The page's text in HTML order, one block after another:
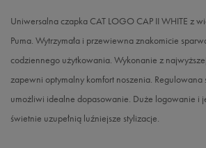
Uniwersalna czapka CAT LOGO CAP II WHITE z
Puma. Wytrzymała i przewiewna znakomicie
codziennego użytkowania. Wykonanie z
zapewni optymalny komfort noszenia. Regulowana
umożliwi idealne dopasowanie. Duże logowanie i
świetnie uzupełnią luźniejsze stylizacje.